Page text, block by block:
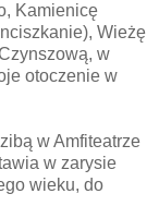
Kamienicę
Wieżę
w
otoczenie w
w Amfiteatrze
w zarysie
wieku, do